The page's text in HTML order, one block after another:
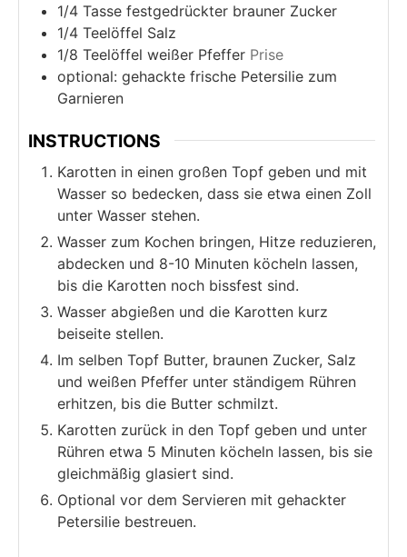
1/4 Tasse festgedrückter brauner Zucker
1/4 Teelöffel Salz
1/8 Teelöffel weißer Pfeffer Prise
optional: gehackte frische Petersilie zum
Garnieren
INSTRUCTIONS
Karotten in einen großen Topf geben und mit
Wasser so bedecken, dass sie etwa einen Zoll
unter Wasser stehen.
Wasser zum Kochen bringen, Hitze reduzieren,
abdecken und 8-10 Minuten köcheln lassen,
bis die Karotten noch bissfest sind.
Wasser abgießen und die Karotten kurz
beiseite stellen.
Im selben Topf Butter, braunen Zucker, Salz
und weißen Pfeffer unter ständigem Rühren
erhitzen, bis die Butter schmilzt.
Karotten zurück in den Topf geben und unter
Rühren etwa 5 Minuten köcheln lassen, bis sie
gleichmäßig glasiert sind.
Optional vor dem Servieren mit gehackter
Petersilie bestreuen.